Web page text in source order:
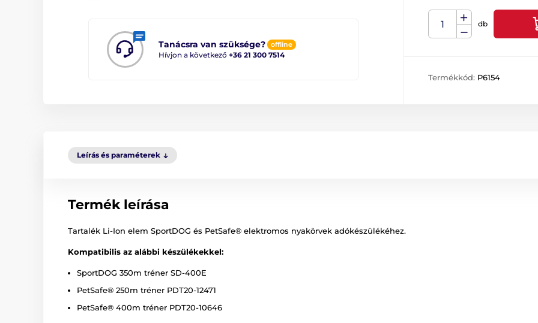
Tanácsra van szüksége? offline
Hívjon a következő +36 21 300 7514
db
Termékkód: P6154
Leírás és paraméterek
Termék leírása
Tartalék Li-Ion elem SportDOG és PetSafe® elektromos nyakörvek adókészülékéhez.
Kompatibilis az alábbi készülékekkel:
SportDOG 350m tréner SD-400E
PetSafe® 250m tréner PDT20-12471
PetSafe® 400m tréner PDT20-10646